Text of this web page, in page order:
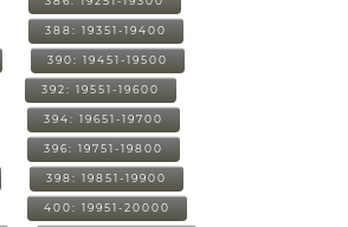
388: 19351-19400
390: 19451-19500
392: 19551-19600
394: 19651-19700
396: 19751-19800
398: 19851-19900
400: 19951-20000